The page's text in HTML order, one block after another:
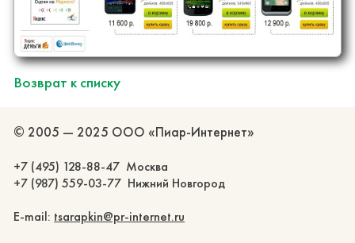
Возврат к списку
© 2005 — 2025 ООО «Пиар-Интернет»
+7 (495) 128-88-47 Москва
+7 (987) 559-03-77 Нижний Новгород
E-mail: tsarapkin@pr-internet.ru